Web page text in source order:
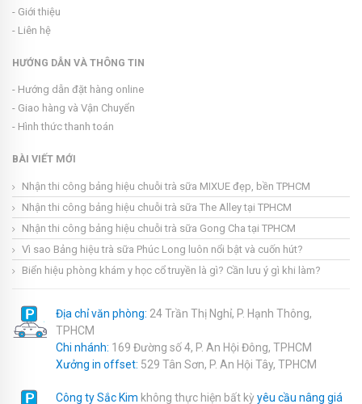
- Giới thiệu
- Liên hệ
HƯỚNG DẪN VÀ THÔNG TIN
- Hướng dẫn đặt hàng online
- Giao hàng và Vận Chuyển
- Hình thức thanh toán
BÀI VIẾT MỚI
Nhận thi công bảng hiệu chuỗi trà sữa MIXUE đẹp, bền TPHCM
Nhận thi công bảng hiệu chuỗi trà sữa The Alley tại TPHCM
Nhận thi công bảng hiệu chuỗi trà sữa Gong Cha tại TPHCM
Vì sao Bảng hiệu trà sữa Phúc Long luôn nổi bật và cuốn hút?
Biển hiệu phòng khám y học cổ truyền là gì? Cần lưu ý gì khi làm?
Địa chỉ văn phòng: 24 Trần Thị Nghỉ, P. Hạnh Thông,
TPHCM
Chi nhánh: 169 Đường số 4, P. An Hội Đông, TPHCM
Xưởng in offset: 529 Tân Sơn, P. An Hội Tây, TPHCM
Công ty Sắc Kim không thực hiện bất kỳyêu cầu nâng giá